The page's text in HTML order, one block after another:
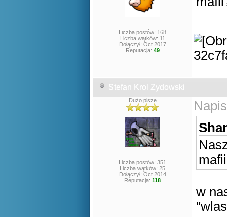
Liczba postów: 168
Liczba wątków: 11
Dołączył: Oct 2017
Reputacja: 49
Stefan Krol Zydowski
Dużo pisze
Liczba postów: 351
Liczba wątków: 25
Dołączył: Oct 2014
Reputacja: 118
w